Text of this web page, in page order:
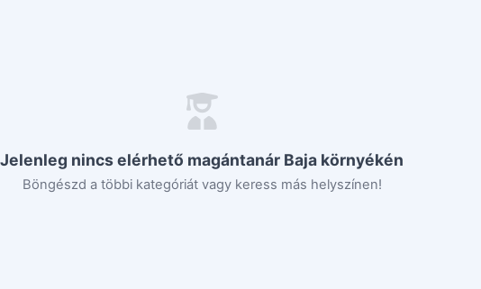
Jelenleg nincs elérhető magántanár Baja környékén
Böngészd a többi kategóriát vagy keress más helyszínen!